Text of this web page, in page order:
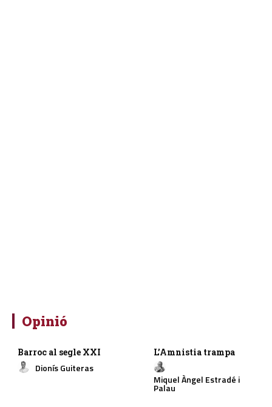
Opinió
Barroc al segle XXI
Dionís Guiteras
L’Amnistia trampa
Miquel Àngel Estradé i
Palau